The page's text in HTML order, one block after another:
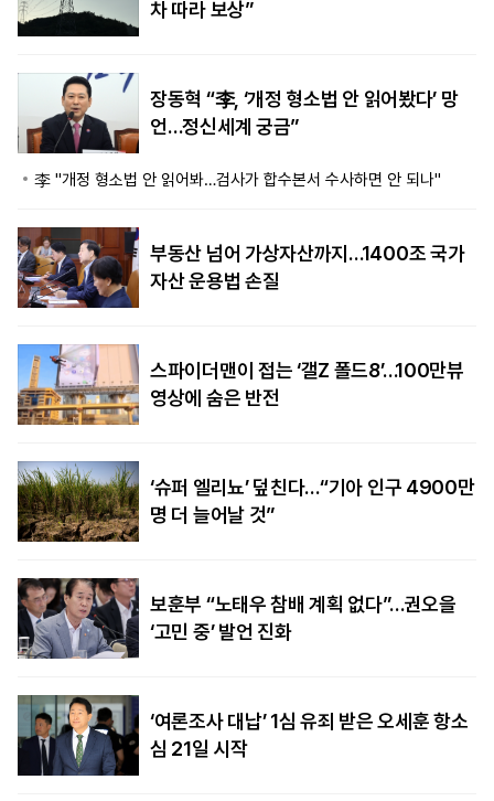
차 따라 보상”
장동혁 “李, ‘개정 형소법 안 읽어봤다’ 망
언…정신세계 궁금”
李 "개정 형소법 안 읽어봐…검사가 합수본서 수사하면 안 되나"
부동산 넘어 가상자산까지…1400조 국가
자산 운용법 손질
스파이더맨이 접는 ‘갤Z 폴드8’…100만뷰
영상에 숨은 반전
‘슈퍼 엘리뇨’ 덮친다…“기아 인구 4900만
명 더 늘어날 것”
보훈부 “노태우 참배 계획 없다”…권오을
‘고민 중’ 발언 진화
‘여론조사 대납’ 1심 유죄 받은 오세훈 항소
심 21일 시작